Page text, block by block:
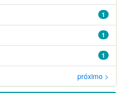
1
1
1
próximo >